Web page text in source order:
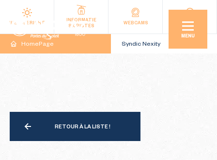
MENU
WEERBERICHT
INFORMATIE
SKIPISTES
WEBCAMS LIGGING
HomePage Syndic Nexity
RETOUR À LA LISTE !